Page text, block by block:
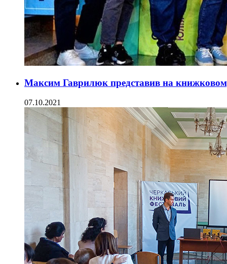
Максим Гаврилюк представив на
07.10.2021